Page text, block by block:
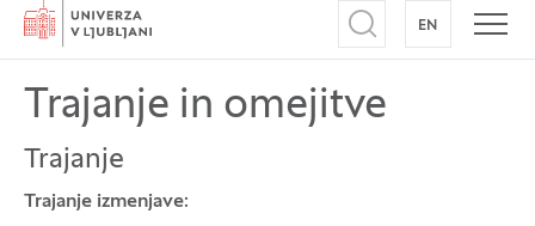
Domov
Odpri iskalnik
EN NA
Trajanje in omejitve
Trajanje
Trajanje izmenjave: